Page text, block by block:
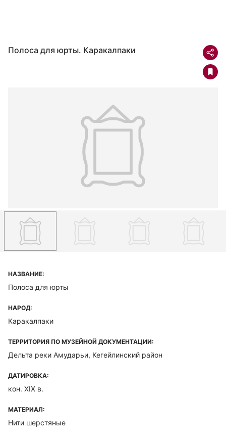
Полоса для юрты. Каракалпаки
НАЗВАНИЕ:
Полоса для юрты
НАРОД:
Каракалпаки
ТЕРРИТОРИЯ ПО МУЗЕЙНОЙ ДОКУМЕНТАЦИИ:
Дельта реки Амударьи, Кегейлинский район
ДАТИРОВКА:
кон. XIX в.
МАТЕРИАЛ:
Нити шерстяные